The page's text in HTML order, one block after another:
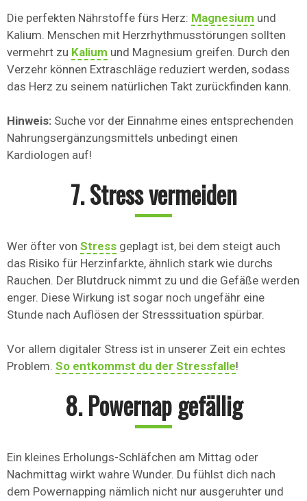
Die perfekten Nährstoffe fürs Herz: Magnesium und
Kalium. Menschen mit Herzrhythmusstörungen sollten
vermehrt zu Kalium und Magnesium greifen. Durch den
Verzehr können Extraschläge reduziert werden, sodass
das Herz zu seinem natürlichen Takt zurückfinden kann.
Hinweis: Suche vor der Einnahme eines entsprechenden
Nahrungsergänzungsmittels unbedingt einen
Kardiologen auf!
7. Stress vermeiden
Wer öfter von Stress geplagt ist, bei dem steigt auch
das Risiko für Herzinfarkte, ähnlich stark wie durchs
Rauchen. Der Blutdruck nimmt zu und die Gefäße werden
enger. Diese Wirkung ist sogar noch ungefähr eine
Stunde nach Auflösen der Stresssituation spürbar.
Vor allem digitaler Stress ist in unserer Zeit ein echtes
Problem. So entkommst du der Stressfalle!
8. Powernap gefällig
Ein kleines Erholungs-Schläfchen am Mittag oder
Nachmittag wirkt wahre Wunder. Du fühlst dich nach
dem Powernapping nämlich nicht nur ausgeruhter und